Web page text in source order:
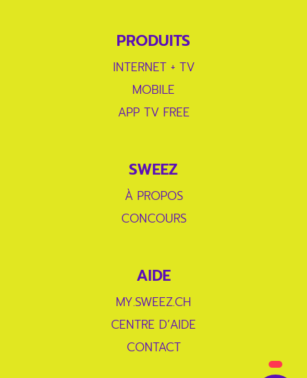
PRODUITS
INTERNET + TV
MOBILE
APP TV FREE
SWEEZ
À PROPOS
CONCOURS
AIDE
MY.SWEEZ.CH
CENTRE D’AIDE
CONTACT